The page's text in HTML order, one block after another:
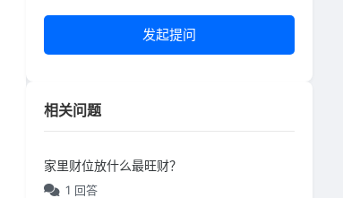
发起提问
相关问题
家里财位放什么最旺财？
1 回答